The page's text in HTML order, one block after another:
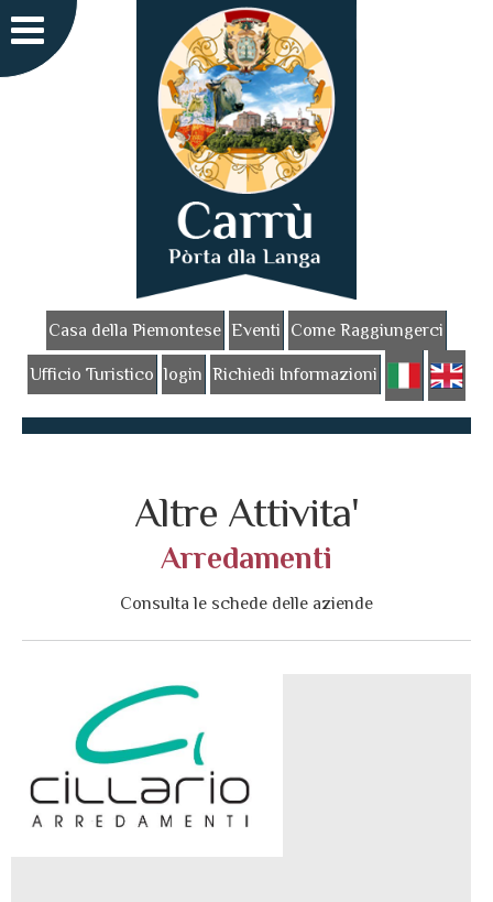
Casa della Piemontese Eventi Come Raggiungerci
Ufficio Turistico login Richiedi Informazioni
Altre Attivita'
Arredamenti
Consulta le schede delle aziende